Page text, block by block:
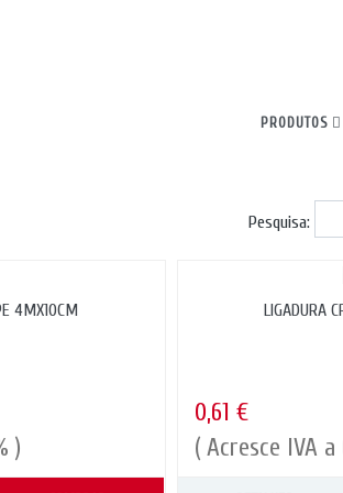
continuar, declara aceitar todos os cookies.
PRODUTOS
Pesquisa:
4MX10CM
)
LIGADURA
0,61 €
( Acresce IVA a